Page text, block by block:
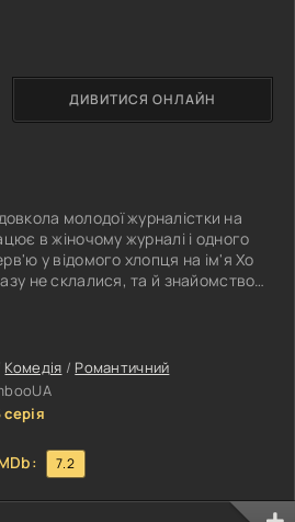
молодої журналістки на
в жіночому журналі і одного
у відомого хлопця на ім'я Хо
не склалися, та й знайомство
через який дівчину звільняють.
бідах починає звинувачувати
зведе їх разом, тільки в більш
Через певні обставини героям
Комедія / Романтичний
7.2
ДИВИТИСЯ ОНЛАЙН